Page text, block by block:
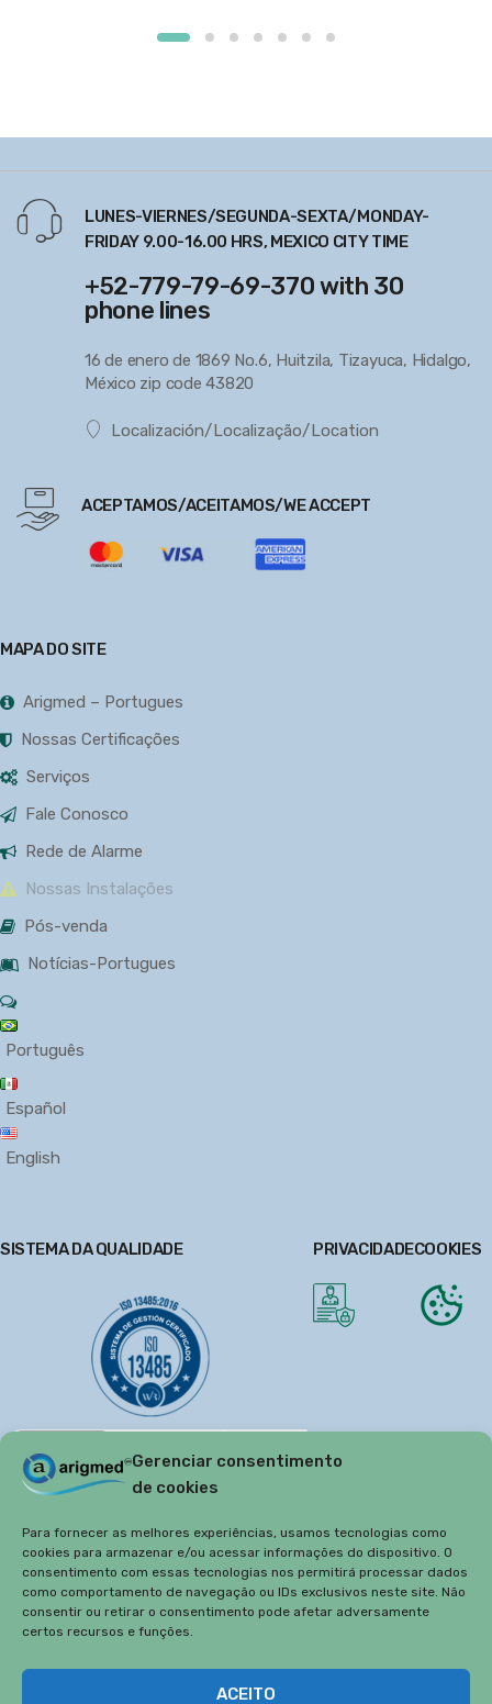
Gerenciar consentimento
de cookies
Para fornecer as melhores experiências, usamos tecnologias como
cookies para armazenar e/ou acessar informações do dispositivo. O
consentimento com essas tecnologias nos permitirá processar dados
como comportamento de navegação ou IDs exclusivos neste site. Não
consentir ou retirar o consentimento pode afetar adversamente
certos recursos e funções.
ACEITO
LUNES-VIERNES/SEGUNDA-SEXTA/MONDAY-
FRIDAY 9.00-16.00 HRS, MEXICO CITY TIME
+52-779-79-69-370 with 30
phone lines
16 de enero de 1869 No.6, Huitzila, Tizayuca, Hidalgo,
México zip code 43820
Localización/Localização/Location
ACEPTAMOS/ACEITAMOS/WE ACCEPT
MAPA DO SITE
Arigmed – Portugues
Nossas Certificações
Serviços
Fale Conosco
Rede de Alarme
Nossas Instalações
Pós-venda
Notícias-Portugues
Português
Español
English
SISTEMA DA QUALIDADE PRIVACIDADECOOKIES